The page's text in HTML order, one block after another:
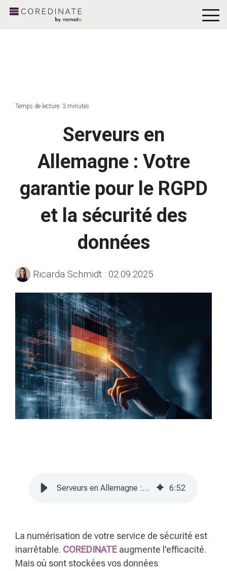
Temps de lecture: 3 minutes
Serveurs en
Allemagne : Votre
garantie pour le RGPD
et la sécurité des
données
Ricarda Schmidt : 02.09.2025
Serveurs en Allemagne : Votre garantie pour le RGPD et la sécurité des données 6:52
La numérisation de votre service de sécurité est
inarrêtable. COREDINATE augmente l'efficacité.
Mais où sont stockées vos données